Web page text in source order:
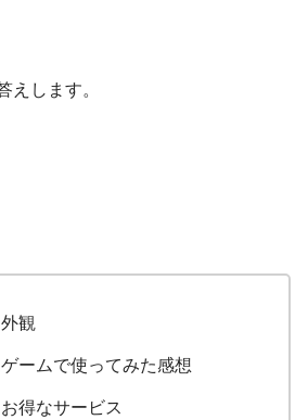
えします。
観
ームで使ってみた感想
得なサービス